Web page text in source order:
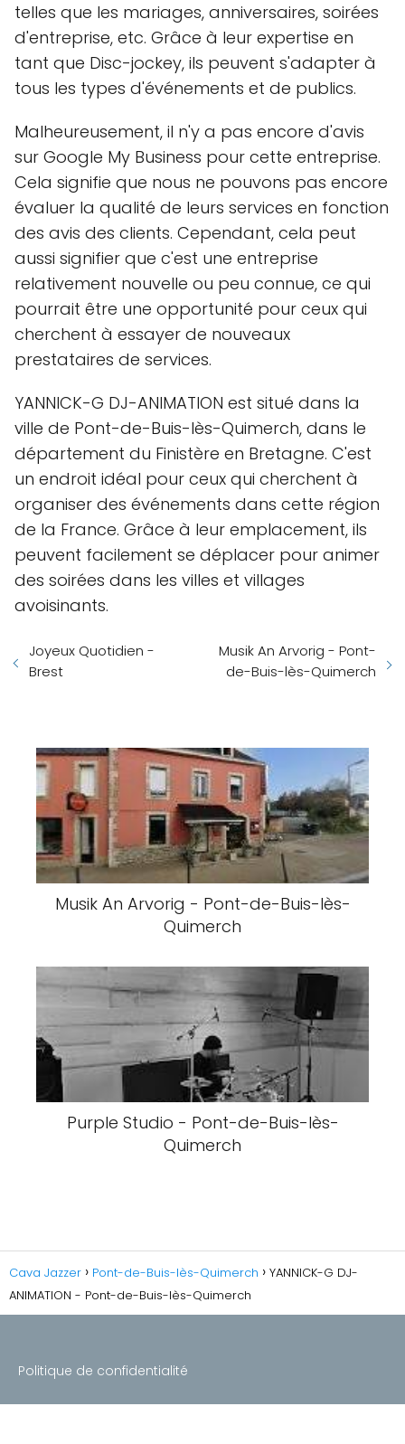
telles que les mariages, anniversaires, soirées
d'entreprise, etc. Grâce à leur expertise en
tant que Disc-jockey, ils peuvent s'adapter à
tous les types d'événements et de publics.
Malheureusement, il n'y a pas encore d'avis
sur Google My Business pour cette entreprise.
Cela signifie que nous ne pouvons pas encore
évaluer la qualité de leurs services en fonction
des avis des clients. Cependant, cela peut
aussi signifier que c'est une entreprise
relativement nouvelle ou peu connue, ce qui
pourrait être une opportunité pour ceux qui
cherchent à essayer de nouveaux
prestataires de services.
YANNICK-G DJ-ANIMATION est situé dans la
ville de Pont-de-Buis-lès-Quimerch, dans le
département du Finistère en Bretagne. C'est
un endroit idéal pour ceux qui cherchent à
organiser des événements dans cette région
de la France. Grâce à leur emplacement, ils
peuvent facilement se déplacer pour animer
des soirées dans les villes et villages
avoisinants.
Joyeux Quotidien -
Brest
Musik An Arvorig - Pont-
de-Buis-lès-Quimerch
Musik An Arvorig - Pont-de-Buis-lès-
Quimerch
Purple Studio - Pont-de-Buis-lès-
Quimerch
Cava Jazzer Pont-de-Buis-lès-Quimerch
YANNICK-G DJ-
ANIMATION - Pont-de-Buis-lès-Quimerch
Politique de confidentialité